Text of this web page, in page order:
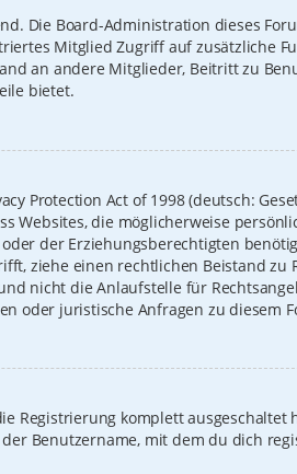
Die Board-Administration dieses
Mitglied Zugriff auf zusätzliche
an andere Mitglieder, Beitritt zu
bietet.
Protection Act of 1998 (deutsch:
Websites, die möglicherweise
der Erziehungsberechtigten
ziehe einen rechtlichen Beistand zu
nicht die Anlaufstelle für
oder juristische Anfragen zu diesem
Registrierung komplett
Benutzername, mit dem du dich